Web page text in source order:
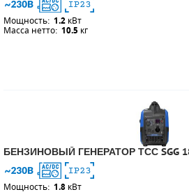
Мощность: 1.2 кВт
Масса нетто: 10.5 кг
БЕНЗИНОВЫЙ ГЕНЕРАТОР ТСС SGG
Мощность: 1.8 кВт